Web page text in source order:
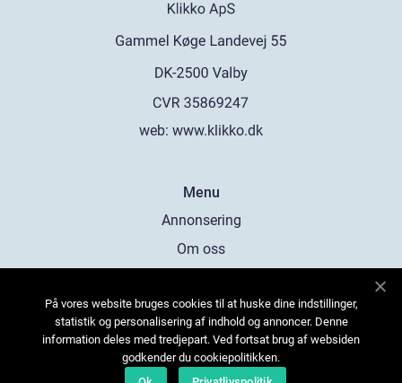
web: www.klikko.dk
Menu
Annonsering
Om oss
Kontakta oss
Sitemap
På vores website bruges cookies til at huske dine indstillinger,
statistik og personalisering af indhold og annoncer. Denne
information deles med tredjepart. Ved fortsat brug af websiden
godkender du cookiepolitikken.